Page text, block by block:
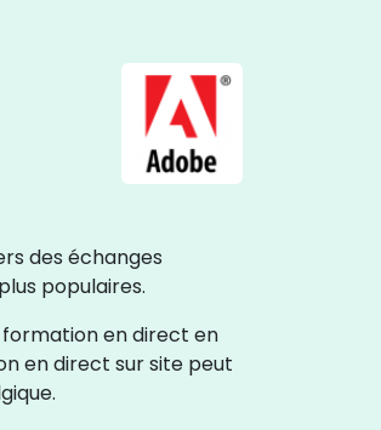
des échanges
populaires.
formation en direct en
en direct sur site peut